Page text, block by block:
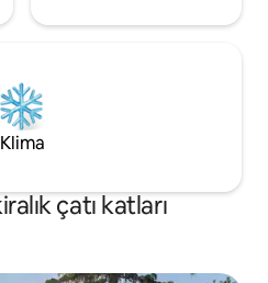
Klima
çatı katları